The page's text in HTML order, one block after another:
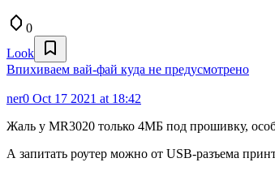
0
Look
Впихиваем вай-фай куда не предусмотрено
ner0 Oct 17 2021 at 18:42
Жаль у MR3020 только 4МБ под прошивку,
А запитать роутер можно от USB-разъема